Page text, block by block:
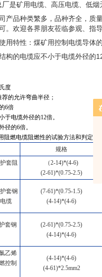
厂是矿用电缆、高压电缆、低
产品种类繁多，品种齐全，质
。欢迎各界朋友莅临参观、指导
用特性：煤矿用控制电缆导体
构的电缆应不小于电缆外径的
度
的允许弯曲半径；
6倍
于电缆外径的12倍。
径的6倍。
阻燃电缆阻燃性的试验方法和判定规
规格
套阻
（2-14)*(4-6)
(2-61)*(0.75-2.5)
套钢
缆
(7-61)*(0.75-1.5)
(4-14)*(4-6)
套钢
(2-61)*(0.75-2.5)
(4-14)*(4-6)
乙烯
控制
(4-14)*(4-6)
(4-61)*2.5mm2